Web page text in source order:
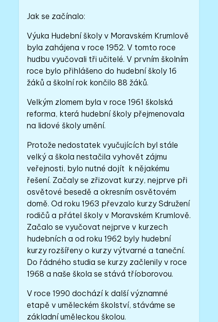
Jak se začínalo:
Výuka Hudební školy v Moravském Krumlově
byla zahájena v roce 1952. V tomto roce
hudbu vyučovali tři učitelé. V prvním školním
roce bylo přihlášeno do hudební školy 16
žáků a školní rok končilo 88 žáků.
Velkým zlomem byla v roce 1961 školská
reforma, která hudební školy přejmenovala
na lidové školy umění.
Protože nedostatek vyučujících byl stále
velký a škola nestačila vyhovět zájmu
veřejnosti, bylo nutné dojít k nějakému
řešení. Začaly se zřizovat kurzy, nejprve při
osvětové besedě a okresním osvětovém
domě. Od roku 1963 převzalo kurzy Sdružení
rodičů a přátel školy v Moravském Krumlově.
Začalo se vyučovat nejprve v kurzech
hudebních a od roku 1962 byly hudební
kurzy rozšířeny o kurzy výtvarné a taneční.
Do řádného studia se kurzy začlenily v roce
1968 a naše škola se stává tříoborovou.
V roce 1990 dochází k další významné
etapě v uměleckém školství, stáváme se
základní uměleckou školou.